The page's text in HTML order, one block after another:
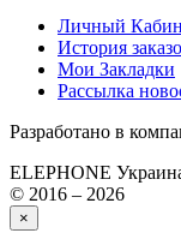
Личный
История
Мои Закладки
Рассылка
Разработано в
ELEPHONE
© 2016 – 2026
×